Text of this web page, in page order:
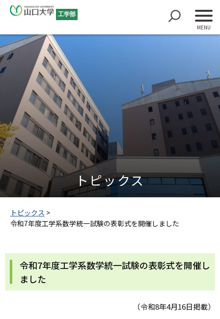
工学部
トピックス
トピックス >
令和7年度工学系数学統一試験の表彰式を開催しました
令和7年度工学系数学統一試験の表彰式を開催し
ました
（令和8年4月16日掲載）